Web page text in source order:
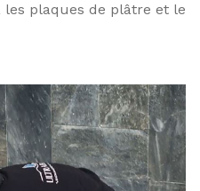
plaques de plâtre et le